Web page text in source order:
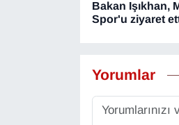
Bakan Işıkhan,
Spor'u ziyaret
Yorumlar